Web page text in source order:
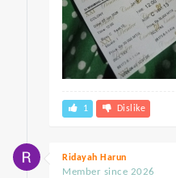
1 Dislike
Ridayah Harun
Member since 2026